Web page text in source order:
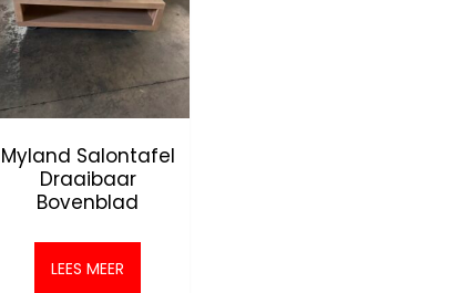
Myland Salontafel
Draaibaar
Bovenblad
LEES MEER